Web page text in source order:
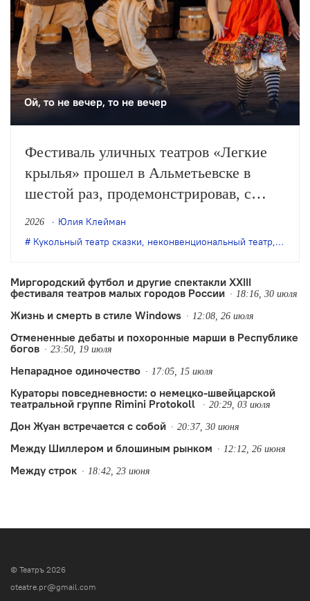
Ой, то не вечер, то не вечер
Фестиваль уличных театров «Легкие
крылья» прошел в Альметьевске в
шестой раз, продемонстрировав, с
одной стороны, особое качество
выращенной фестивалем аудитории, с
тренды.
2026
Юлия Клейман
Кукольный театр сказки, неконвенциональный театр, театр
Миргородский футбол и другие спектакли XXIII
фестиваля театров малых городов России
18:16, 30 июля
Жизнь и смерть в стиле Windows 12:08, 26 июля
Отмененные дебаты и похоронные марши в Республике
богов
23:50, 19 июля
Непарадное одиночество 17:05, 15 июля
Кураторы повседневности: о немецко-швейцарской
театральной группе Rimini Protokoll
20:29, 03 июля
Дон Жуан встречается с собой 20:37, 30 июня
Между Шиллером и блошиным рынком 12:12, 26 июня
Между строк 18:42, 23 июня
© Театръ 2026
oteatre.pr@gmail.com